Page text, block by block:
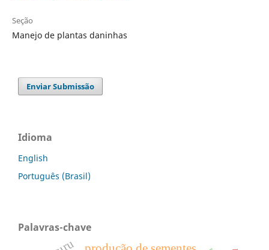
Seção
Manejo de plantas daninhas
Enviar Submissão
Idioma
English
Português (Brasil)
Palavras-chave